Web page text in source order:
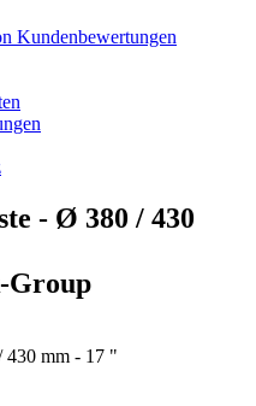
Kundenbewertungen
- Ø 380 / 430
Group